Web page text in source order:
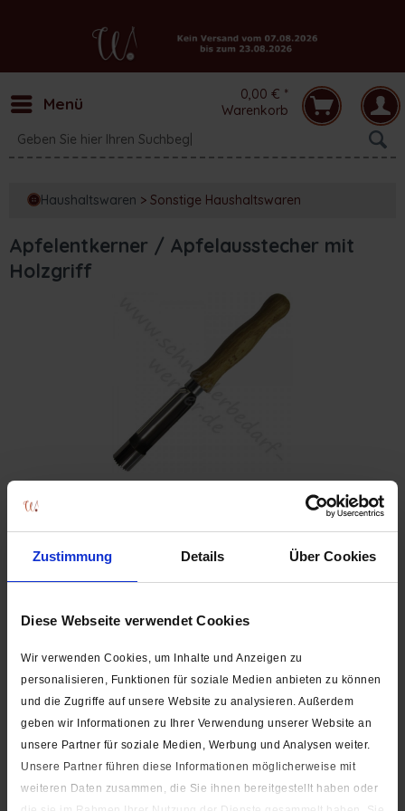
Zustimmung Details Über Cookies
Diese Webseite verwendet Cookies
Wir verwenden Cookies, um Inhalte und Anzeigen zu
personalisieren, Funktionen für soziale Medien anbieten zu können
und die Zugriffe auf unsere Website zu analysieren. Außerdem
geben wir Informationen zu Ihrer Verwendung unserer Website an
unsere Partner für soziale Medien, Werbung und Analysen weiter.
Unsere Partner führen diese Informationen möglicherweise mit
weiteren Daten zusammen, die Sie ihnen bereitgestellt haben oder
Menü
0,00 € *
Warenkorb
Haushaltswaren > Sonstige Haushaltswaren
Apfelentkerner / Apfelausstecher mit
Holzgriff
4,95 € *
Versand erst ab dem 24.08.2026. Lieferzeit ca. 1-3 Werktage
Artikel-Nr.: 2468
Beschreibung
mit Holzgriff Material: Edelstahl, Holz Maße: ca. 18 cm lang,
ca. 2,2 cm breit Farbe:...mehr